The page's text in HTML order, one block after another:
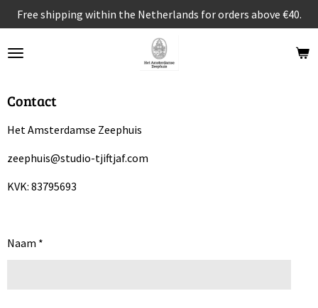
Ga
direct
naar
Free shipping within the Netherlands for orders above €40.
Contact
Het Amsterdamse Zeephuis
zeephuis@studio-tjiftjaf.com
KVK: 83795693
Naam *